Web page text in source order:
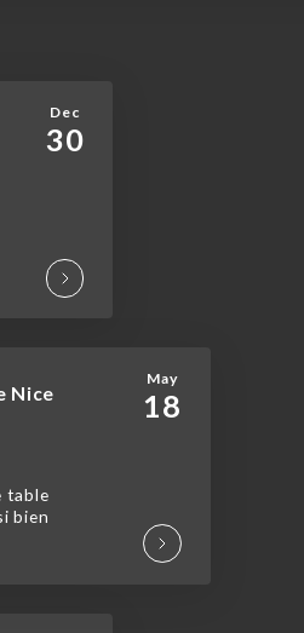
Dec
30
Nice
table
bien
May
18